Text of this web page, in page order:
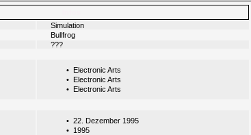
Simulation
Bullfrog
???
• Electronic Arts
• Electronic Arts
• Electronic Arts
• 22. Dezember 1995
• 1995